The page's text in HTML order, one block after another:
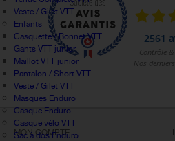
Veste / Gilet VTT
Enfants
Casquette / Bonnet VTT
Gants VTT junior
Maillot VTT junior
Pantalon / Short VTT
Veste / Gilet VTT
Masques Enduro
Casque Enduro
Casque vélo VTT
Sac à dos Enduro
MON COMPTE